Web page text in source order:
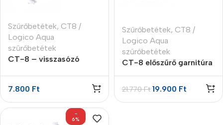
Szűrőbetétek, CT8 /
Logico Aqua
szűrőbetétek
CT-8 – visszasózó
7.800 Ft
Szűrőbetétek, CT8 /
Logico Aqua
szűrőbetétek
CT-8 előszűrő garnitúra
21.770Ft 19.900 Ft
-
6%